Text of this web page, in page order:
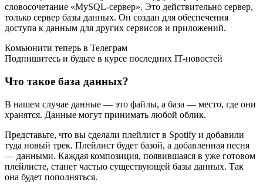
словосочетание «MySQL-сервер». Это действительно сервер,
только сервер базы данных. Он создан для обеспечения
доступа к данным для других сервисов и приложений.
Комьюнити теперь в Телеграм
Подпишитесь и будьте в курсе последних IT-новостей
Что такое база данных?
В нашем случае данные — это файлы, а база — место, где они
хранятся. Данные могут принимать любой облик.
Представьте, что вы сделали плейлист в Spotify и добавили
туда новый трек. Плейлист будет базой, а добавленная песня
— данными. Каждая композиция, появившаяся в уже готовом
плейлисте, станет частью существующей базы данных. Так
она будет пополняться.